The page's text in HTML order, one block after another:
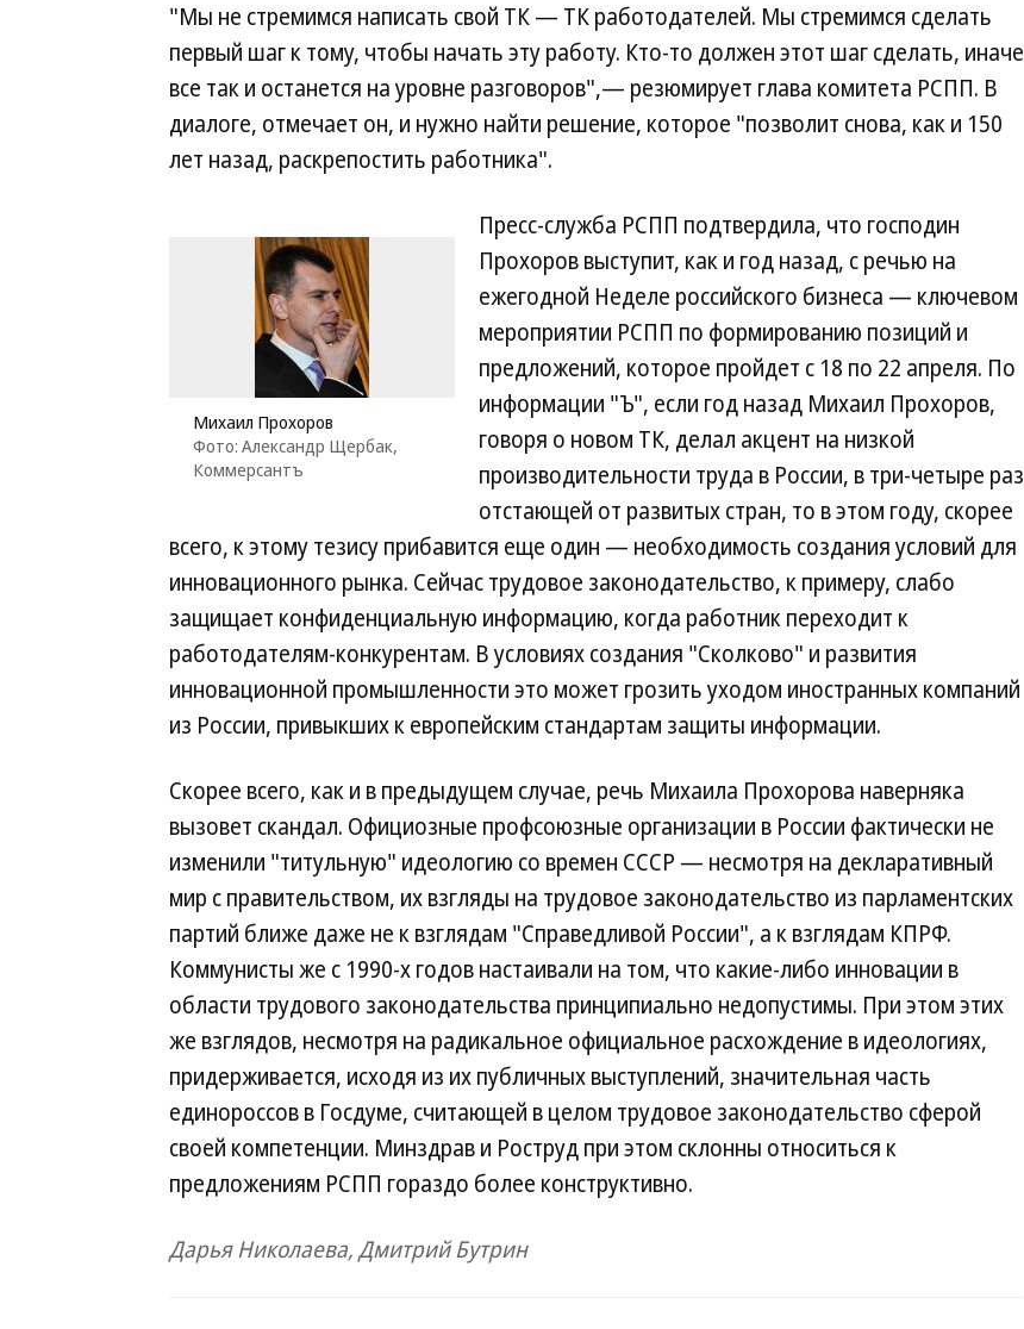
"Мы не стремимся написать свой ТК — ТК работодателей. Мы стремимся сделать
первый шаг к тому, чтобы начать эту работу. Кто-то должен этот шаг сделать, иначе
все так и останется на уровне разговоров",— резюмирует глава комитета РСПП. В
диалоге, отмечает он, и нужно найти решение, которое "позволит снова, как и 150
лет назад, раскрепостить работника".
Михаил Прохоров
Фото: Александр Щербак,
Коммерсантъ
Пресс-служба РСПП подтвердила, что господин
Прохоров выступит, как и год назад, с речью на
ежегодной Неделе российского бизнеса — ключевом
мероприятии РСПП по формированию позиций и
предложений, которое пройдет с 18 по 22 апреля. По
информации "Ъ", если год назад Михаил Прохоров,
говоря о новом ТК, делал акцент на низкой
производительности труда в России, в три-четыре раз
отстающей от развитых стран, то в этом году, скорее
всего, к этому тезису прибавится еще один — необходимость создания условий для
инновационного рынка. Сейчас трудовое законодательство, к примеру, слабо
защищает конфиденциальную информацию, когда работник переходит к
работодателям-конкурентам. В условиях создания "Сколково" и развития
инновационной промышленности это может грозить уходом иностранных компаний
из России, привыкших к европейским стандартам защиты информации.
Скорее всего, как и в предыдущем случае, речь Михаила Прохорова наверняка
вызовет скандал. Официозные профсоюзные организации в России фактически не
изменили "титульную" идеологию со времен СССР — несмотря на декларативный
мир с правительством, их взгляды на трудовое законодательство из парламентских
партий ближе даже не к взглядам "Справедливой России", а к взглядам КПРФ.
Коммунисты же с 1990-х годов настаивали на том, что какие-либо инновации в
области трудового законодательства принципиально недопустимы. При этом этих
же взглядов, несмотря на радикальное официальное расхождение в идеологиях,
придерживается, исходя из их публичных выступлений, значительная часть
единороссов в Госдуме, считающей в целом трудовое законодательство сферой
своей компетенции. Минздрав и Роструд при этом склонны относиться к
предложениям РСПП гораздо более конструктивно.
Дарья Николаева, Дмитрий Бутрин